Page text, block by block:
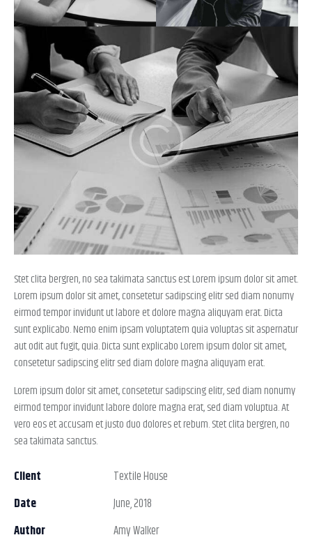
Stet clita bergren, no sea takimata sanctus est Lorem ipsum dolor sit amet.
Lorem ipsum dolor sit amet, consetetur sadipscing elitr sed diam nonumy
eirmod tempor invidunt ut labore et dolore magna aliquyam erat. Dicta
sunt explicabo. Nemo enim ipsam voluptatem quia voluptas sit aspernatur
aut odit aut fugit, quia. Dicta sunt explicabo Lorem ipsum dolor sit amet,
consetetur sadipscing elitr sed diam dolore magna aliquyam erat.
Lorem ipsum dolor sit amet, consetetur sadipscing elitr, sed diam nonumy
eirmod tempor invidunt labore dolore magna erat, sed diam voluptua. At
vero eos et accusam et justo duo dolores et rebum. Stet clita bergren, no
sea takimata sanctus.
Client
Textile House
Date
June, 2018
Author
Amy Walker